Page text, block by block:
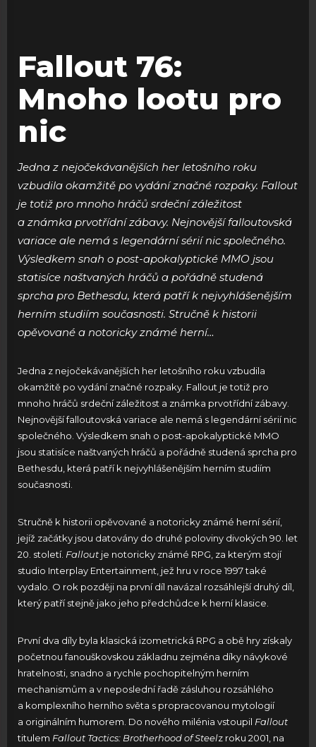
Fallout 76:
Mnoho lootu pro
nic
Jedna z nejočekávanějších her letošního roku
vzbudila okamžitě po vydání značné rozpaky. Fallout
je totiž pro mnoho hráčů srdeční záležitost
a známka prvotřídní zábavy. Nejnovější falloutovská
variace ale nemá s legendární sérií nic společného.
Výsledkem snah o post-apokalyptické MMO jsou
statisíce naštvaných hráčů a pořádně studená
sprcha pro Bethesdu, která patří k nejvyhlášenějším
herním studiím současnosti. Stručně k historii
opěvované a notoricky známé herní…
Jedna z nejočekávanějších her letošního roku vzbudila
okamžitě po vydání značné rozpaky. Fallout je totiž pro
mnoho hráčů srdeční záležitost a známka prvotřídní zábavy.
Nejnovější falloutovská variace ale nemá s legendární sérií nic
společného. Výsledkem snah o post-apokalyptické MMO
jsou statisíce naštvaných hráčů a pořádně studená sprcha pro
Bethesdu, která patří k nejvyhlášenějším herním studiím
současnosti.
Stručně k historii opěvované a notoricky známé herní sérií,
jejíž začátky jsou datovány do druhé poloviny divokých 90. let
20. století. Fallout je notoricky známé RPG, za kterým stojí
studio Interplay Entertainment, jež hru v roce 1997 také
vydalo. O rok později na první díl navázal rozsáhlejší druhý díl,
který patří stejně jako jeho předchůdce k herní klasice.
První dva díly byla klasická izometrická RPG a obě hry získaly
početnou fanouškovskou základnu zejména díky návykové
hratelnosti, snadno a rychle pochopitelným herním
mechanismům a v neposlední řadě zásluhou rozsáhlého
a komplexního herního světa s propracovanou mytologií
a originálním humorem. Do nového milénia vstoupil Fallout
titulem Fallout Tactics: Brotherhood of Steelz roku 2001, na